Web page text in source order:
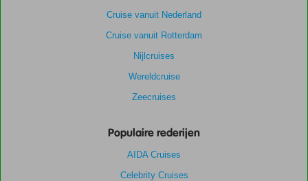
Cruise vanuit Nederland
Cruise vanuit Rotterdam
Nijlcruises
Wereldcruise
Zeecruises
Populaire rederijen
AIDA Cruises
Celebrity Cruises